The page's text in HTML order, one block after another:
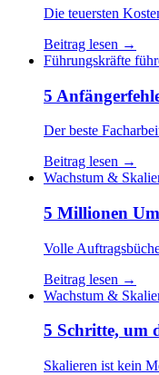
Die teuersten
Beitrag lesen →
Führungskräfte
5
Der beste
Beitrag lesen →
Wachstum &
5 Millionen
Volle
Beitrag lesen →
Wachstum &
5 Schritte, um
Skalieren ist kein